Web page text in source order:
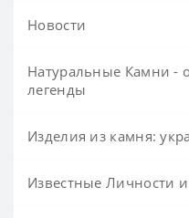
Новости
Натуральные Камни -
легенды
Изделия из камня:
Известные Личности